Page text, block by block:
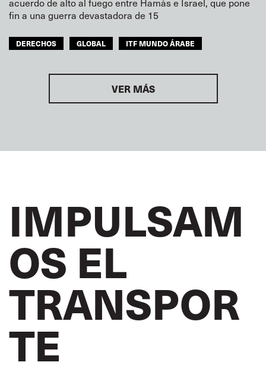
fin a una guerra devastadora de 15
DERECHOS GLOBAL ITF MUNDO ÁRABE
VER MÁS
IMPULSAM
OS EL
TRANSPOR
TE